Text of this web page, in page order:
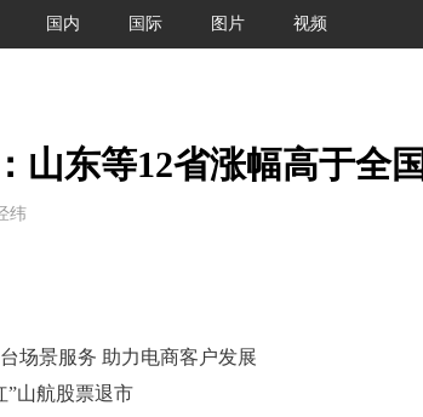
国内 国际 图片 视频
山东等12省涨幅高于全国
纬
场景服务 助力电商客户发展
”山航股票退市